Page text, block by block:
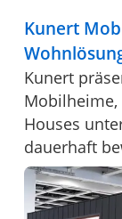
Kunert
Kunert
Mobilheime,
Houses
dauerhaft